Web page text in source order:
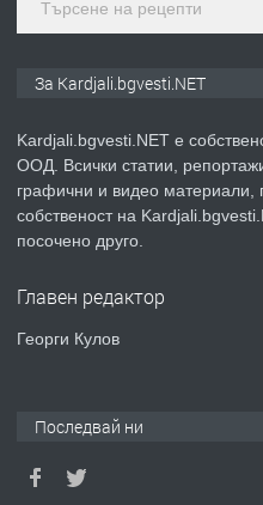
ПРЕДЛАГА
Курсове-
За Kardjali.bgvesti.NET
Kardjali.bgvesti.NET е
ООД. Всички статии,
графични и видео материали,
собственост на
посочено друго.
Главен редактор
Георги Кулов
Последвай ни